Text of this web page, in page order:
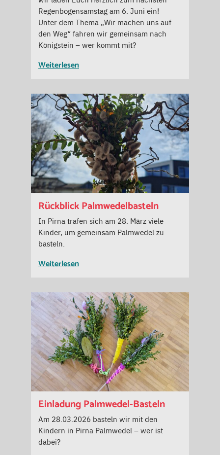
Regenbogensamstag am 6. Juni ein!
Unter dem Thema „Wir machen uns auf
den Weg“ fahren wir gemeinsam nach
Königstein – wer kommt mit?
Weiterlesen
Rückblick Palmwedelbasteln
In Pirna trafen sich am 28. März viele
Kinder, um gemeinsam Palmwedel zu
basteln.
Weiterlesen
Einladung Palmwedel-Basteln
Am 28.03.2026 basteln wir mit den
Kindern in Pirna Palmwedel – wer ist
dabei?